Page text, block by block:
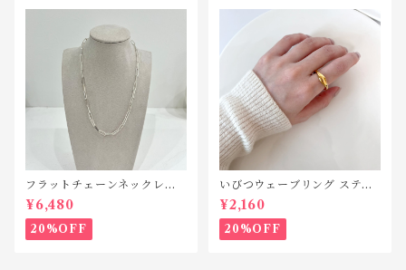
フラットチェーンネックレス
シルバー925 N042
¥6,480
20%OFF
いびつウェーブリング ステン
レス SR010
¥2,160
20%OFF